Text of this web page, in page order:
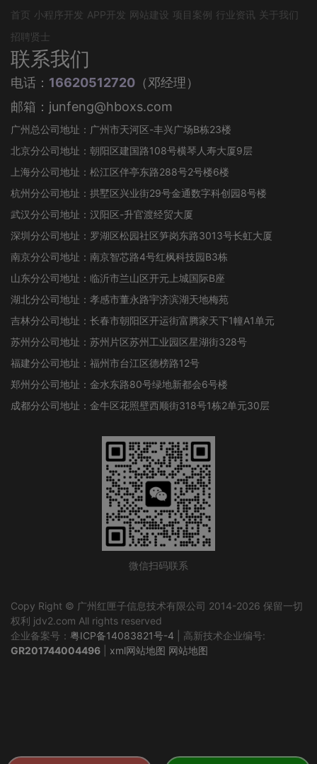
首页 小程序开发 APP开发 网站建设 项目案例 行业资讯 关于我们
招聘贤士
联系我们
电话： 16620512720 （邓经理）
邮箱：junfeng@hboxs.com
广州总公司地址：广州市天河区-丰兴广场B栋23楼
北京分公司地址：朝阳区建国路108号横琴人寿大厦9层
上海分公司地址：松江区伴亭东路288号2号楼6楼
杭州分公司地址：拱墅区兴业街29号金通数字科创园8号楼
武汉分公司地址：汉阳区-升官渡经贸大厦
深圳分公司地址：罗湖区松园社区笋岗东路3013号长虹大厦
南京分公司地址：南京智芯路4号红枫科技园B3栋
山东分公司地址：临沂市兰山区开元上城国际B座
湖北分公司地址：孝感市董永路宇济滨湖天地梅苑
吉林分公司地址：长春市朝阳区开运街富腾家天下1幢A1单元
苏州分公司地址：苏州片区苏州工业园区星湖街328号
福建分公司地址：福州市台江区德榜路12号
郑州分公司地址：金水东路80号绿地新都会6号楼
成都分公司地址：金牛区花照壁西顺街318号1栋2单元30层
微信扫码联系
Copy Right © 广州红匣子信息技术有限公司 2014-2026 保留一切
权利 jdv2.com All rights reserved
企业备案号： 粤ICP备14083821号-4 | 高新技术企业编号:
GR201744004496
xml网站地图 网站地图